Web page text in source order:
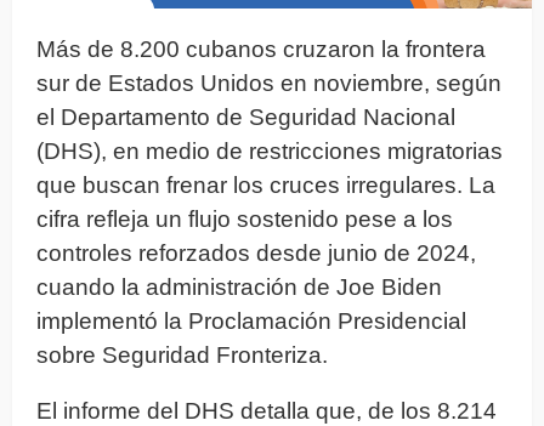
Más de 8.200 cubanos cruzaron la frontera
sur de Estados Unidos en noviembre, según
el Departamento de Seguridad Nacional
(DHS), en medio de restricciones migratorias
que buscan frenar los cruces irregulares. La
cifra refleja un flujo sostenido pese a los
controles reforzados desde junio de 2024,
cuando la administración de Joe Biden
implementó la Proclamación Presidencial
sobre Seguridad Fronteriza.
El informe del DHS detalla que, de los 8.214